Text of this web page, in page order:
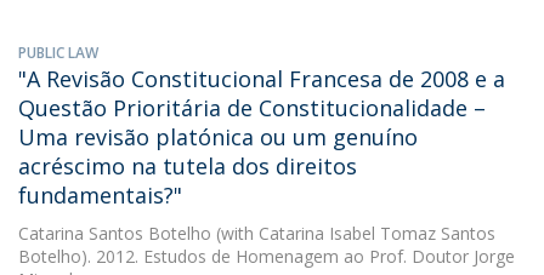
PUBLIC LAW
"A Revisão Constitucional Francesa de 2008 e a
Questão Prioritária de Constitucionalidade –
Uma revisão platónica ou um genuíno
acréscimo na tutela dos direitos
fundamentais?"
Catarina Santos Botelho (with Catarina Isabel Tomaz Santos
Botelho). 2012. Estudos de Homenagem ao Prof. Doutor Jorge